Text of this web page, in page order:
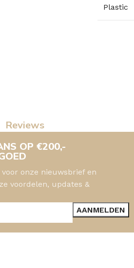
Plastic
Reviews
OP €200,-
onze nieuwsbrief en
voordelen, updates &